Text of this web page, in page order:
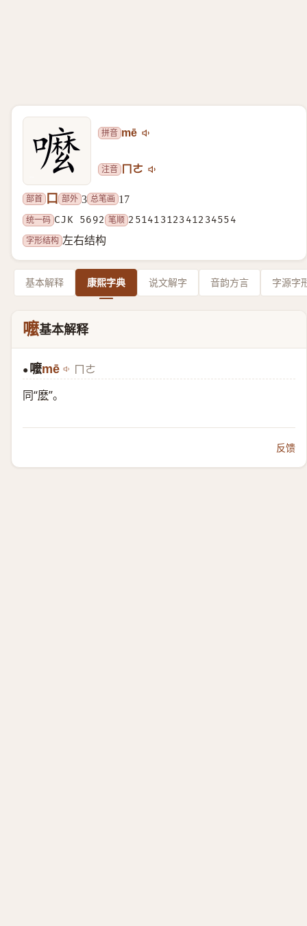
拼音 mē
注音 ㄇㄜ
部首 口 部外 3 总笔画 17
统一码 CJK 5692 笔顺 25141312341234554
字形结构 左右结构
基本解释 康熙字典 说文解字 音韵方言 字源字
嚒基本解释
● 嚒mē ㄇㄜ
同“麽”。
反馈